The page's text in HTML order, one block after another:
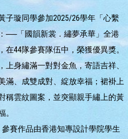
子璇同學參加2025/26學年「心繫
──「國韻新裳．繡夢承華」全港
在44隊參賽隊伍中，榮獲優異獎。
上身繡滿一對對金魚，寄語吉祥、
滿、成雙成對、綻放幸福；裙褂上
稱雲紋圖案，並突顯親手繡上的黃
。
賽作品由香港知專設計學院學生